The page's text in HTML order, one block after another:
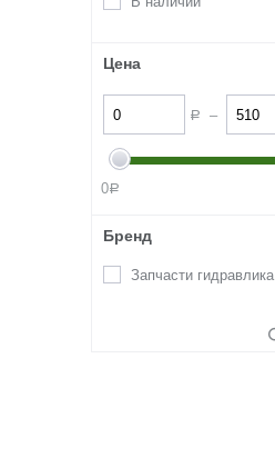
Цена
Р –
0Р
Бренд
Запчасти гидравлика